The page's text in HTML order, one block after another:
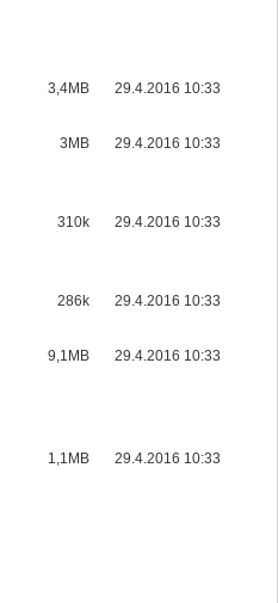
3,4MB 29.4.2016 10:33
3MB 29.4.2016 10:33
310k 29.4.2016 10:33
286k 29.4.2016 10:33
9,1MB 29.4.2016 10:33
1,1MB 29.4.2016 10:33